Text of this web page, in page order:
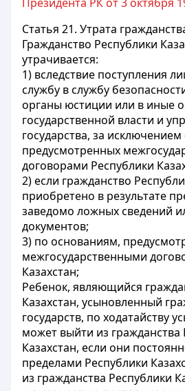
Статья 21. Утрата
Гражданство Республики
утрачивается:
1) вследствие поступления
службу в службу
органы юстиции или в иные
государственной власти и
государства, за исключением
предусмотренных
договорами Республики
2) если гражданство
приобретено в результате
заведомо ложных сведений
документов;
3) по основаниям,
межгосударственными
Казахстан;
Ребенок, являющийся
Казахстан, усыновленный
государств, по ходатайству
может выйти из гражданства
Казахстан, если они
пределами Республики
из гражданства Республики